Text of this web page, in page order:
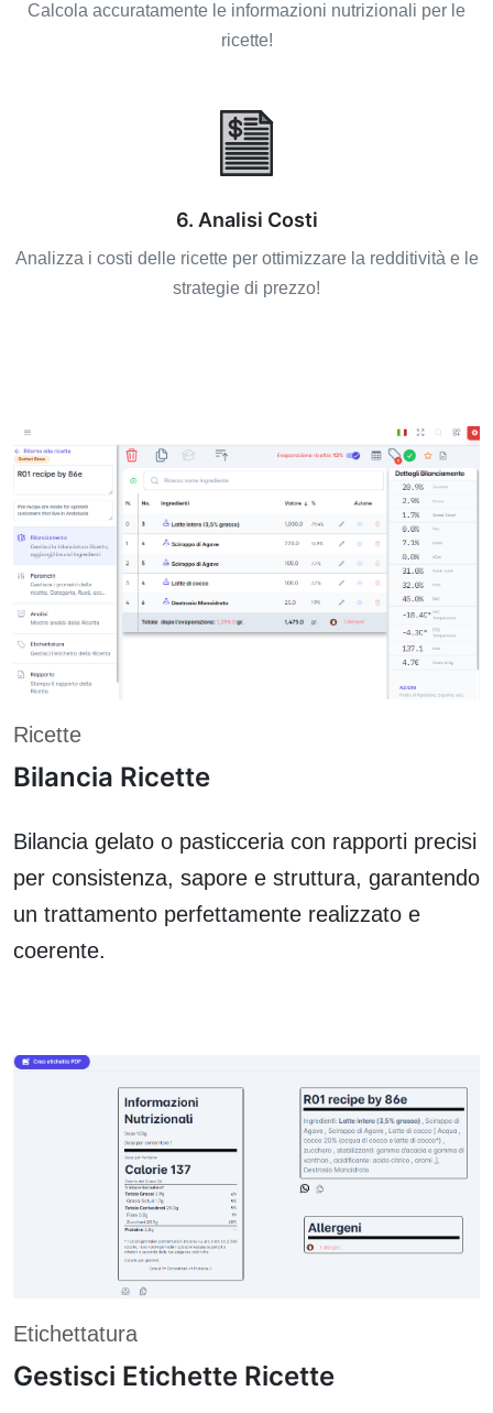
Calcola accuratamente le informazioni nutrizionali per le
ricette!
6. Analisi Costi
Analizza i costi delle ricette per ottimizzare la redditività e le
strategie di prezzo!
Ricette
Bilancia Ricette
Bilancia gelato o pasticceria con rapporti precisi
per consistenza, sapore e struttura, garantendo
un trattamento perfettamente realizzato e
coerente.
Etichettatura
Gestisci Etichette Ricette